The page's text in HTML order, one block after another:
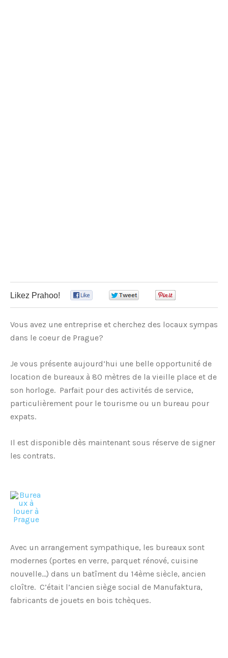
Likez Prahoo!
Vous avez une entreprise et cherchez des locaux sympas
dans le coeur de Prague?
Je vous présente aujourd’hui une belle opportunité de
location de bureaux à 80 mètres de la vieille place et de
son horloge. Parfait pour des activités de service,
particulièrement pour le tourisme ou un bureau pour
expats.
Il est disponible dès maintenant sous réserve de signer
les contrats.
Avec un arrangement sympathique, les bureaux sont
modernes (portes en verre, parquet rénové, cuisine
nouvelle…) dans un batîment du 14ème siècle, ancien
cloître. C’était l’ancien siège social de Manufaktura,
fabricants de jouets en bois tchèques.